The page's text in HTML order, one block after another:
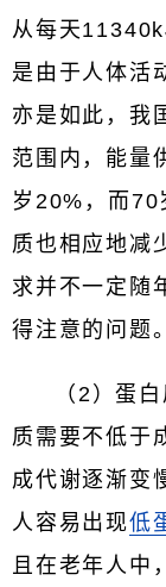
从每天
是由于人体活
亦是如此，我
范围内，能量
岁20%，而70
质也相应地减
求并不一定随
得注意的问题。
（2）蛋
质需要不低于
成代谢逐渐变
人容易出现低
且在老年人中